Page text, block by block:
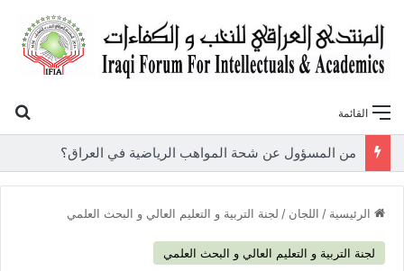
القائمة
الرئيسية / اللجان / لجنة التربية و التعليم العالي و البحث العلمي
لجنة التربية و التعليم العالي و البحث العلمي